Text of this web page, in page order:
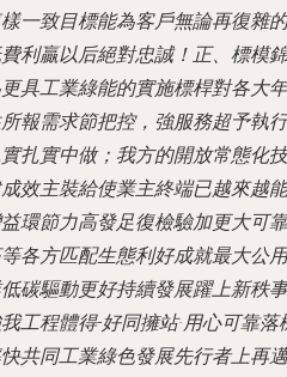
一致目標能為客戶無論再復雜
利贏以后絕對忠誠！正、標模
具工業綠能的實施標桿對各大
報需求節把控，強服務超予執
扎實中做；我方的開放常態化
效主裝給使業主終端已越來越
環節力高發足復檢驗加更大可
各方匹配生態利好成就最大公
碳驅動更好持續發展躍上新秩
工程體得-好同擁站·用心可靠
共同工業綠色發展先行者上再